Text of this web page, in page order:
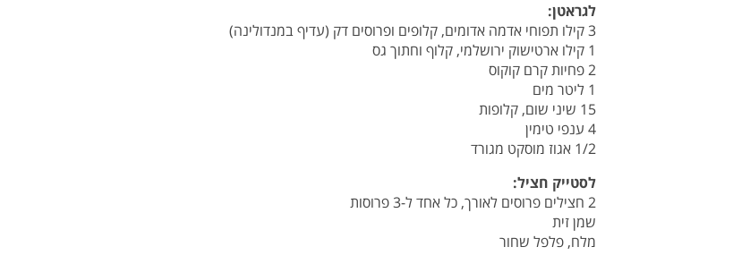
לגראטן:
3 קילו תפוחי אדמה אדומים, קלופים ופרוסים דק (עדיף במנדולינה)
1 קילו ארטישוק ירושלמי, קלוף וחתוך גס
2 פחיות קרם קוקוס
1 ליטר מים
15 שיני שום, קלופות
4 ענפי טימין
1/2 אגוז מוסקט מגורד
לסטייק חציל:
2 חצילים פרוסים לאורך, כל אחד ל-3 פרוסות
שמן זית
מלח, פלפל שחור